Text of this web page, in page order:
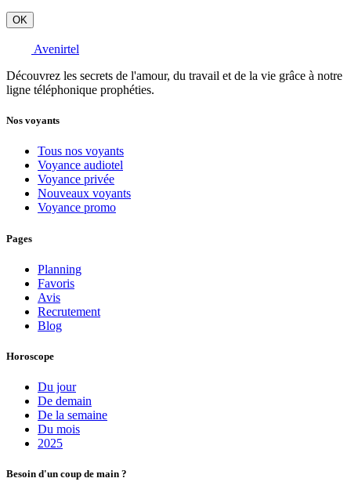
OK
Avenirtel
Découvrez les secrets de l'amour, du travail et de la vie grâce à notre
ligne téléphonique prophéties.
Nos voyants
Tous nos voyants
Voyance audiotel
Voyance privée
Nouveaux voyants
Voyance promo
Pages
Planning
Favoris
Avis
Recrutement
Blog
Horoscope
Du jour
De demain
De la semaine
Du mois
2025
Besoin d'un coup de main ?